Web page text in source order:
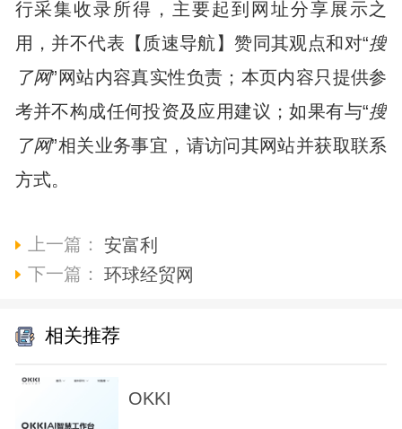
行采集收录所得，主要起到网址分享展示之
用，并不代表【质速导航】赞同其观点和对“搜
了网”网站内容真实性负责；本页内容只提供参
考并不构成任何投资及应用建议；如果有与“搜
了网”相关业务事宜，请访问其网站并获取联系
方式。
上一篇：
安富利
下一篇：
环球经贸网
相关推荐
OKKI